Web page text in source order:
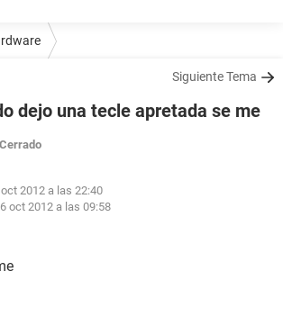
Siguiente Tema
dejo una tecle apretada se me
Cerrado
2012 a las 22:40
6 oct 2012 a las 09:58